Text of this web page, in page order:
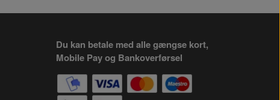
Du kan betale med alle gængse kort,
Mobile Pay og Bankoverførsel